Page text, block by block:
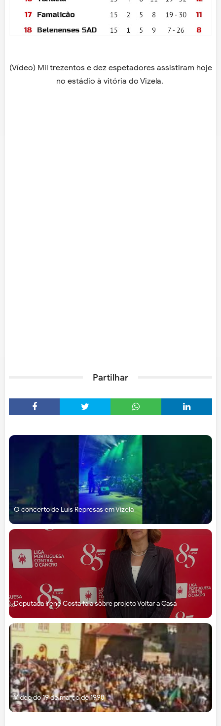
(Vídeo) Mil trezentos e dez espetadores assistiram hoje
no estádio à vitória do Vizela.
Partilhar
O concerto de Luís Represas em Vizela
Deputada Irene Costa fala sobre projeto Voltar a Casa
Vídeo do 19 de março de 1998